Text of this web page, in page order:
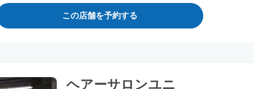
この店舗を予約する
ヘアーサロンユニ